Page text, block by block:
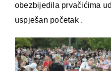
obezbijedila prvačićima
uspješan početak .